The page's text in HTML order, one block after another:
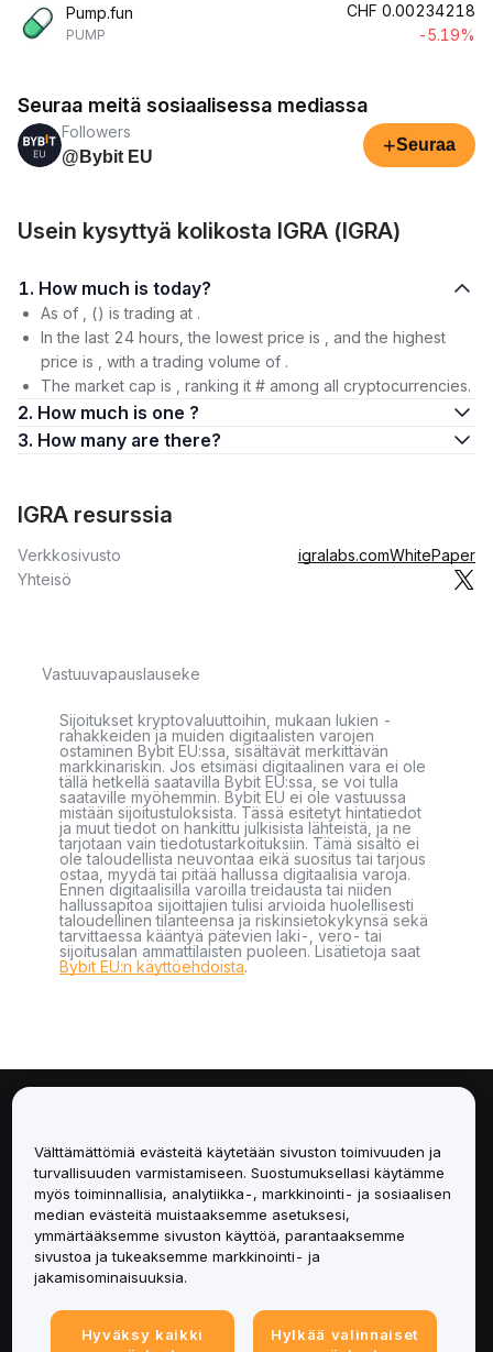
Pump.fun
PUMP
CHF 0.00234218
-5.19%
Seuraa meitä sosiaalisessa mediassa
Followers
@Bybit EU
+Seuraa
Usein kysyttyä kolikosta IGRA (IGRA)
1. How much is today?
As of , () is trading at .
In the last 24 hours, the lowest price is , and the highest
price is , with a trading volume of .
The market cap is , ranking it # among all cryptocurrencies.
2. How much is one ?
3. How many are there?
IGRA resurssia
Verkkosivusto igralabs.comWhitePaper
Yhteisö
Vastuuvapauslauseke
Sijoitukset kryptovaluuttoihin, mukaan lukien -
rahakkeiden ja muiden digitaalisten varojen
ostaminen Bybit EU:ssa, sisältävät merkittävän
markkinariskin. Jos etsimäsi digitaalinen vara ei ole
tällä hetkellä saatavilla Bybit EU:ssa, se voi tulla
saataville myöhemmin. Bybit EU ei ole vastuussa
mistään sijoitustuloksista. Tässä esitetyt hintatiedot
ja muut tiedot on hankittu julkisista lähteistä, ja ne
tarjotaan vain tiedotustarkoituksiin. Tämä sisältö ei
ole taloudellista neuvontaa eikä suositus tai tarjous
ostaa, myydä tai pitää hallussa digitaalisia varoja.
Ennen digitaalisilla varoilla treidausta tai niiden
hallussapitoa sijoittajien tulisi arvioida huolellisesti
taloudellinen tilanteensa ja riskinsietokykynsä sekä
tarvittaessa kääntyä pätevien laki-, vero- tai
sijoitusalan ammattilaisten puoleen. Lisätietoja saat
Bybit EU:n käyttöehdoista.
Palvelut
Tuki
Tuotteet
Lakiasiat
Välttämättömiä evästeitä käytetään sivuston toimivuuden ja
turvallisuuden varmistamiseen. Suostumuksellasi käytämme
myös toiminnallisia, analytiikka-, markkinointi- ja sosiaalisen
median evästeitä muistaaksemme asetuksesi,
ymmärtääksemme sivuston käyttöä, parantaaksemme
sivustoa ja tukeaksemme markkinointi- ja
jakamisominaisuuksia.
Hyväksy kaikki
Hylkää valinnaiset